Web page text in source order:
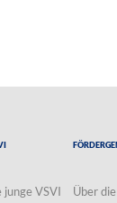
junge VSVI
Über die